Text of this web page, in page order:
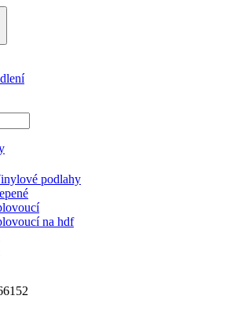
podlahy
na hdf